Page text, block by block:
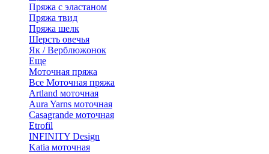
Пряжа с эластаном
Пряжа твид
Пряжа шелк
Шерсть овечья
Як / Верблюжонок
Еще
Моточная пряжа
Все Моточная пряжа
Artland моточная
Aura Yarns моточная
Casagrande моточная
Etrofil
INFINITY Design
Katia моточная